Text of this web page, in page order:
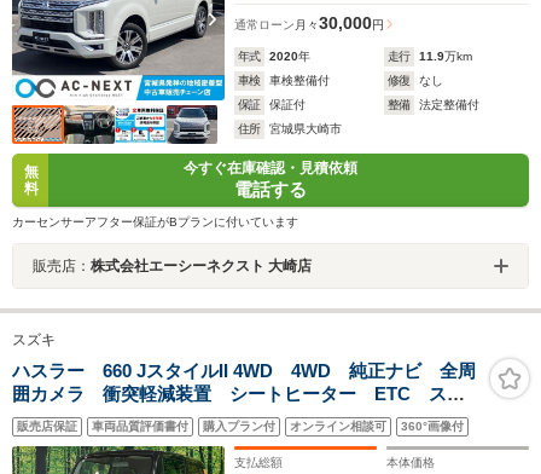
通常ローン 月々30,000円
年式 2020年 走行 11.9万km
車検
車検整備付 修復
なし
保証
保証付 整備
法定整備付
住所
宮城県大崎市
無
料
今すぐ在庫確認・見積依頼
電話する
カーセンサーアフター保証がBプランに付いています
販売店： 株式会社エーシーネクスト 大崎店
スズキ
ハスラー 660 JスタイルII 4WD 4WD 純正ナビ 全周
囲カメラ 衝突軽減装置 シートヒーター ETC スマ
ートキー HIDヘッド ハーフレザーシート 純正15イン
チアルミ オートライト オートエアコン Bluetooth
CD
販売店保証 車両品質評価書付 購入プラン付 オンライン相談可 360°画像付
支払総額 本体価格